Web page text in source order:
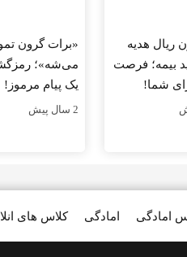
ریال هدیه
بیمه؛ فرصت
شما!
«برات گرون
می‌شه»؛
یک پیام مرموز!
2 سال پیش
کلاس های امادگی امادگی